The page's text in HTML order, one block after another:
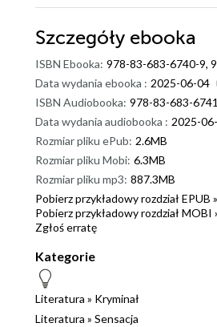
Szczegóły ebooka
ISBN Ebooka: 978-83-683-6740-9,
Data wydania ebooka : 2025-06-04
ISBN Audiobooka: 978-83-683-
Data wydania audiobooka : 2025-
Rozmiar pliku ePub: 2.6MB
Rozmiar pliku Mobi: 6.3MB
Rozmiar pliku mp3: 887.3MB
Pobierz przykładowy rozdział EPUB »
Pobierz przykładowy rozdział MOBI
Zgłoś erratę
Kategorie
Literatura » Kryminał
Literatura » Sensacja